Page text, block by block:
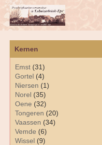
Kernen
Emst (31)
Gortel (4)
Niersen (1)
Norel (35)
Oene (32)
Tongeren (20)
Vaassen (34)
Vemde (6)
Wissel (9)